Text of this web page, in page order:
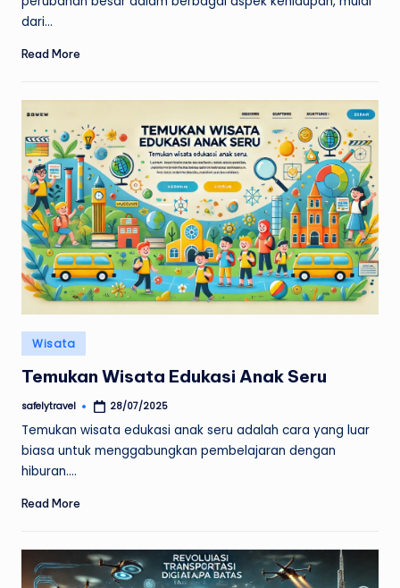
dari…
Read More
Posted
in
Wisata
Temukan Wisata Edukasi Anak Seru
Posted
safelytravel 28/07/2025
Temukan wisata edukasi anak seru adalah cara yang luar
biasa untuk menggabungkan pembelajaran dengan
hiburan.…
Read More